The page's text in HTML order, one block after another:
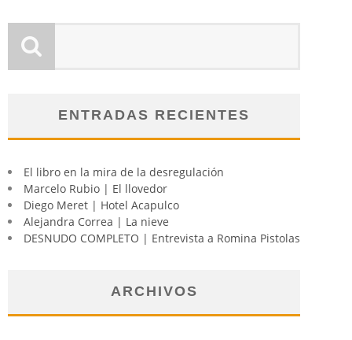
ENTRADAS RECIENTES
El libro en la mira de la desregulación
Marcelo Rubio | El llovedor
Diego Meret | Hotel Acapulco
Alejandra Correa | La nieve
DESNUDO COMPLETO | Entrevista a Romina Pistolas
ARCHIVOS